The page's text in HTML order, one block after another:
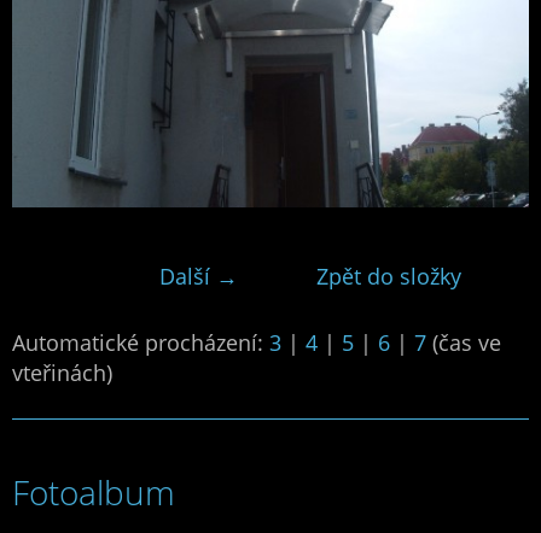
Další → Zpět do složky
Automatické procházení: 3 | 4 | 5 | 6 | 7 (čas ve
vteřinách)
Fotoalbum